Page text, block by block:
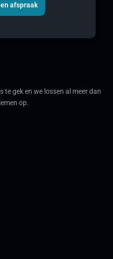
afspraak
te gek en we lossen al meer dan
op.